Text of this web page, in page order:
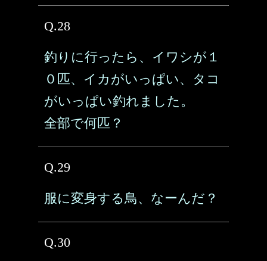
Q.28
釣りに行ったら、イワシが１
０匹、イカがいっぱい、タコ
がいっぱい釣れました。
全部で何匹？
Q.29
服に変身する鳥、なーんだ？
Q.30